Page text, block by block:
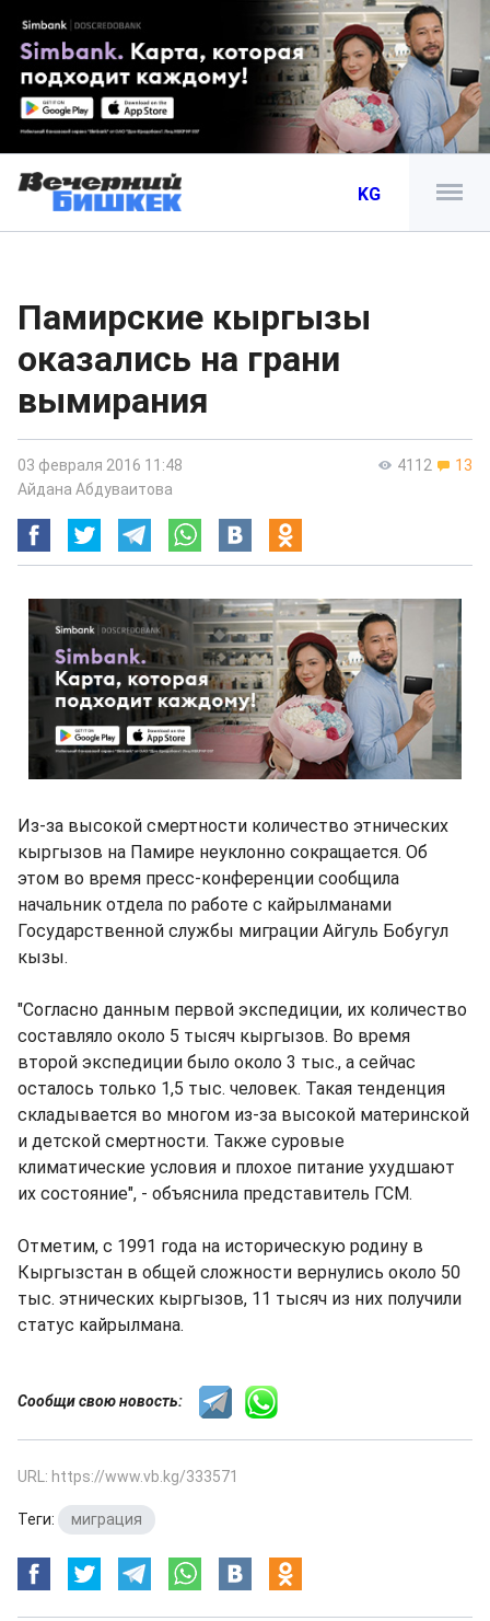
KG
Памирские кыргызы
оказались на грани
вымирания
4112 13
03 февраля 2016 11:48
Айдана Абдуваитова
Из-за высокой смертности количество этнических
кыргызов на Памире неуклонно сокращается. Об
этом во время пресс-конференции сообщила
начальник отдела по работе с кайрылманами
Государственной службы миграции Айгуль Бобугул
кызы.
"Согласно данным первой экспедиции, их количество
составляло около 5 тысяч кыргызов. Во время
второй экспедиции было около 3 тыс., а сейчас
осталось только 1,5 тыс. человек. Такая тенденция
складывается во многом из-за высокой материнской
и детской смертности. Также суровые
климатические условия и плохое питание ухудшают
их состояние", - объяснила представитель ГСМ.
Отметим, с 1991 года на историческую родину в
Кыргызстан в общей сложности вернулись около 50
тыс. этнических кыргызов, 11 тысяч из них получили
статус кайрылмана.
Сообщи свою новость:
URL: https://www.vb.kg/333571
Теги: миграция